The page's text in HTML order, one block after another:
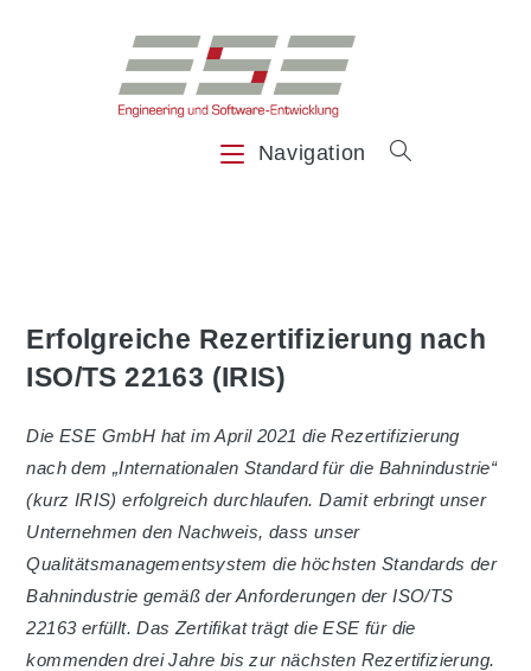
Navigation
Erfolgreiche Rezertifizierung nach
ISO/TS 22163 (IRIS)
Die ESE GmbH hat im April 2021 die Rezertifizierung
nach dem „Internationalen Standard für die Bahnindustrie“
(kurz IRIS) erfolgreich durchlaufen. Damit erbringt unser
Unternehmen den Nachweis, dass unser
Qualitätsmanagementsystem die höchsten Standards der
Bahnindustrie gemäß der Anforderungen der ISO/TS
22163 erfüllt. Das Zertifikat trägt die ESE für die
kommenden drei Jahre bis zur nächsten Rezertifizierung.